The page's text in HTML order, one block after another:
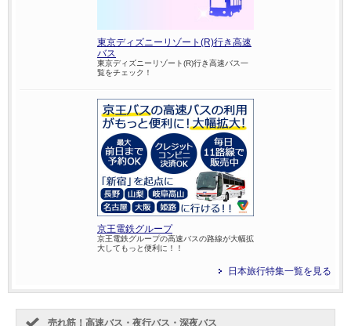
東京ディズニーリゾート(R)行き高速
バス
東京ディズニーリゾート(R)行き高速バス一
覧をチェック！
京王電鉄グループ
京王電鉄グループの高速バスの路線が大幅拡
大してもっと便利に！！
日本旅行特集一覧を見る
売れ筋！高速バス・夜行バス・深夜バス